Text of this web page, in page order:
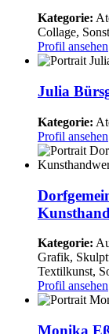
Kategorie:
Collage,
Profil ansehen
Julia
Kategorie:
Profil ansehen
Kategorie:
Grafik,
Textilkunst,
Profil ansehen
Monika